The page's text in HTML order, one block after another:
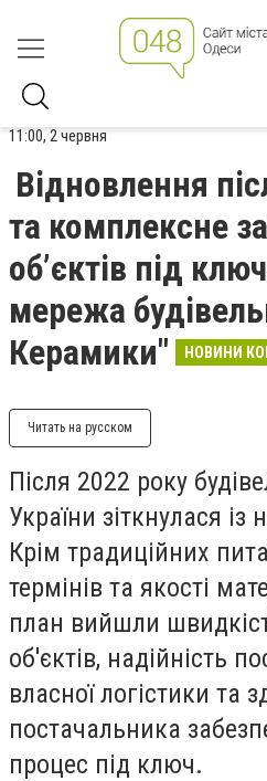
11:00, 2 червня
Відновлення
та комплексне
об’єктів під
мережа
Керамики"
НОВИНИ
Читать на русском
Після 2022 року
України зіткнулася
Крім традиційних
термінів та якості
план вийшли
об'єктів, надійність
власної логістики та
постачальника
процес під ключ.